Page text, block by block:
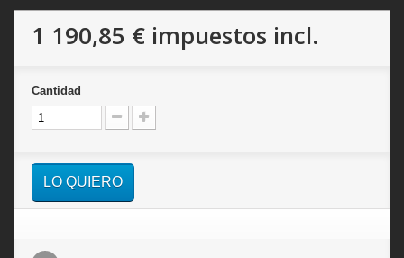
1 190,85 € impuestos incl.
Cantidad
LO QUIERO